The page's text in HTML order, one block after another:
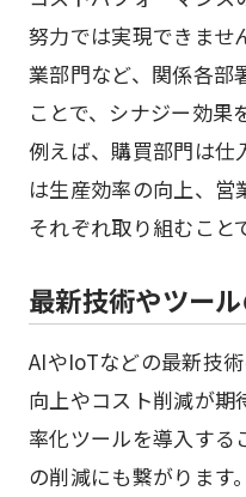
努力では実現できませ
業部門など、関係各部
ことで、シナジー効果
例えば、購買部門は仕
は生産効率の向上、営
それぞれ取り組むこと
最新技術やツー
AIやIoTなどの最新技
向上やコスト削減が期
率化ツールを導入する
の削減にも繋がります